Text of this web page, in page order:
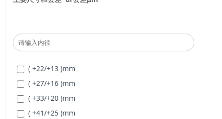
( +22/+13 )mm
( +27/+16 )mm
( +33/+20 )mm
( +41/+25 )mm